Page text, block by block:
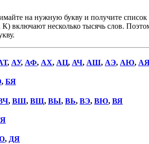
на нужную букву и получите
включают несколько тысячь слов.
, АУ, АФ, АХ, АЦ, АЧ, АШ, АЭ, АЮ,
, БЯ
, ВШ, ВЩ, ВЫ, ВЬ, ВЭ, ВЮ, ВЯ
, ДЯ